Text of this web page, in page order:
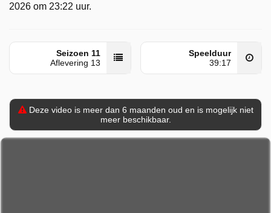
2026 om 23:22 uur.
Seizoen 11
Aflevering 13
Speelduur
39:17
Deze video is meer dan 6 maanden oud en is mogelijk niet
meer beschikbaar.